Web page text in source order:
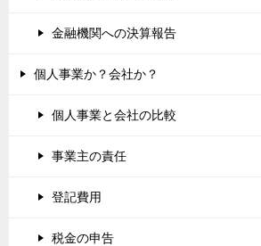
金融機関への決算報告
個人事業か？会社か？
個人事業と会社の比較
事業主の責任
登記費用
税金の申告